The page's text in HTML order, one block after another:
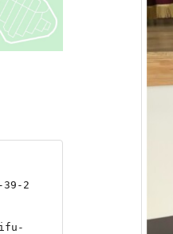
39-2